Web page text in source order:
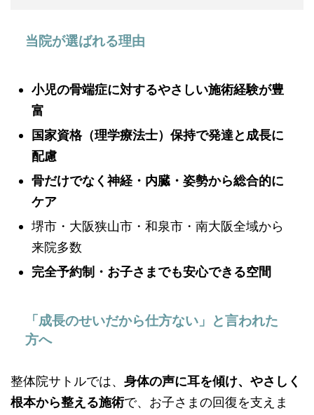
当院が選ばれる理由
小児の骨端症に対するやさしい施術経験が豊
富
国家資格（理学療法士）保持で発達と成長に
配慮
骨だけでなく神経・内臓・姿勢から総合的に
ケア
堺市・大阪狭山市・和泉市・南大阪全域から
来院多数
完全予約制・お子さまでも安心できる空間
「成長のせいだから仕方ない」と言われた
方へ
整体院サトルでは、 身体の声に耳を傾け、やさしく
根本から整える施術で、お子さまの回復を支えま